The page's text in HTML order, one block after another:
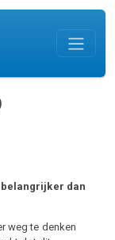
dan
weg te denken